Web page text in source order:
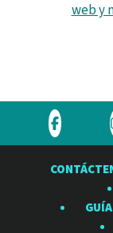
web y
Visite